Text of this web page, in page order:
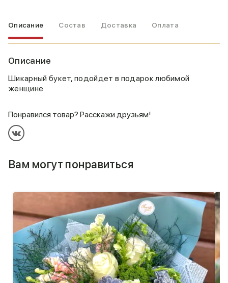
Описание Состав Доставка Оплата
Описание
Шикарный букет, подойдет в подарок любимой
женщине
Понравился товар? Расскажи друзьям!
Вам могут понравиться